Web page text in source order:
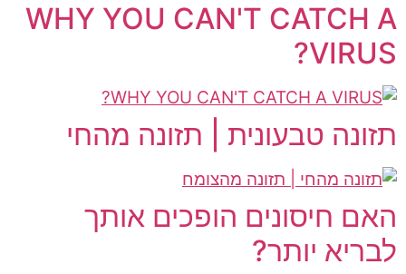
WHY YOU CAN'T CATCH A
VIRUS?
תזונה טבעונית | תזונה מהחי
האם חיסונים הופכים אותך
לבריא יותר?